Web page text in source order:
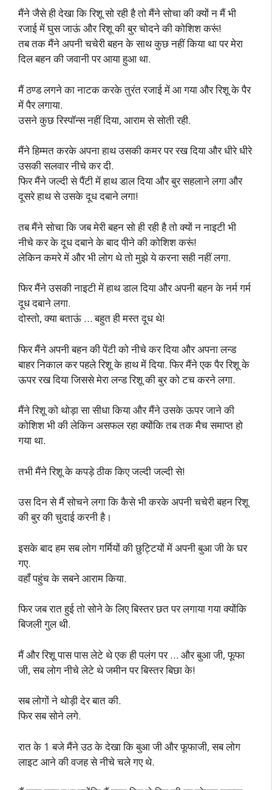
मैंने जैसे ही देखा कि रिशू सो रही है तो मैंने सोचा की क्यों न मैं भी
रजाई में घुस जाऊं और रिशू की बुर चोदने की कोशिश करूं!
तब तक मैंने अपनी चचेरी बहन के साथ कुछ नहीं किया था पर मेरा
दिल बहन की जवानी पर आया हुआ था.
मैं ठण्ड लगने का नाटक करके तुरंत रजाई में आ गया और रिशू के पैर
में पैर लगाया.
उसने कुछ रिस्पॉन्स नहीं दिया, आराम से सोती रही.
मैंने हिम्मत करके अपना हाथ उसकी कमर पर रख दिया और धीरे धीरे
उसकी सलवार नीचे कर दी.
फिर मैंने जल्दी से पैंटी में हाथ डाल दिया और बुर सहलाने लगा और
दूसरे हाथ से उसके दूध दबाने लगा!
तब मैंने सोचा कि जब मेरी बहन सो ही रही है तो क्यों न नाइटी भी
नीचे कर के दूध दबाने के बाद पीने की कोशिश करूं!
लेकिन कमरे में और भी लोग थे तो मुझे ये करना सही नहीं लगा.
फिर मैंने उसकी नाइटी में हाथ डाल दिया और अपनी बहन के नर्म गर्म
दूध दबाने लगा.
दोस्तो, क्या बताऊं … बहुत ही मस्त दूध थे!
फिर मैंने अपनी बहन की पेंटी को नीचे कर दिया और अपना लन्ड
बाहर निकाल कर पहले रिशू के हाथ में दिया. फिर मैंने एक पैर रिशू के
ऊपर रख दिया जिससे मेरा लन्ड रिशू की बुर को टच करने लगा.
मैंने रिशू को थोड़ा सा सीधा किया और मैंने उसके ऊपर जाने की
कोशिश भी की लेकिन असफल रहा क्योंकि तब तक मैच समाप्त हो
गया था.
तभी मैंने रिशू के कपड़े ठीक किए जल्दी जल्दी से!
उस दिन से मैं सोचने लगा कि कैसे भी करके अपनी चचेरी बहन रिशू
की बुर की चुदाई करनी है।
इसके बाद हम सब लोग गर्मियों की छुट्टियों में अपनी बुआ जी के घर
गए.
वहाँ पहुंच के सबने आराम किया.
फिर जब रात हुई तो सोने के लिए बिस्तर छत पर लगाया गया क्योंकि
बिजली गुल थी.
मैं और रिशू पास पास लेटे थे एक ही पलंग पर … और बुआ जी, फूफा
जी, सब लोग नीचे लेटे थे जमीन पर बिस्तर बिछा के!
सब लोगों ने थोड़ी देर बात की.
फिर सब सोने लगे.
रात के 1 बजे मैंने उठ के देखा कि बुआ जी और फूफाजी, सब लोग
लाइट आने की वजह से नीचे चले गए थे.